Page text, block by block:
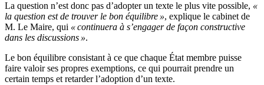
La question n’est donc pas d’adopter un texte le plus vite possible, «
la question est de trouver le bon équilibre », explique le cabinet de
M. Le Maire, qui « continuera à s’engager de façon constructive
dans les discussions ».
Le bon équilibre consistant à ce que chaque État membre puisse
faire valoir ses propres exemptions, ce qui pourrait prendre un
certain temps et retarder l’adoption d’un texte.